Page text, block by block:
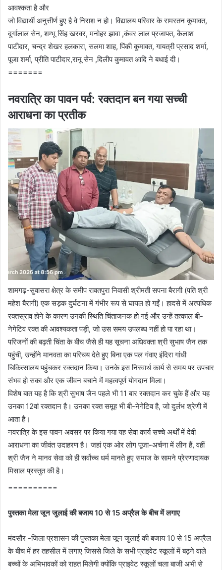
आवश्कता है और
जो विद्यार्थी अनुत्तीर्ण हुए है वे निराश न हो। विद्यालय परिवार के रामरतन कुमावत,
दुर्गालाल सेन, शम्भू सिंह खरवर, मनोहर झावा ,कंवर लाल प्रजापत, कैलाश
पाटीदार, चन्द्र शेखर हलकारा, सलमा शाह, पिंकी कुमावत, गायत्री प्रसाद शर्मा,
पूजा शर्मा, प्रीति पाटीदार,रानू सेन ,दिलीप कुमावत आदि ने बधाई दी।
=======
नवरात्रि का पावन पर्व: रक्तदान बन गया सच्ची
आराधना का प्रतीक
शामगढ़-सुवासरा क्षेत्र के समीप रावतपुरा निवासी श्रीमती सपना बैरागी (पति श्री
महेश बैरागी) एक सड़क दुर्घटना में गंभीर रूप से घायल हो गईं। हादसे में अत्यधिक
रक्तस्राव होने के कारण उनकी स्थिति चिंताजनक हो गई और उन्हें तत्काल बी-
नेगेटिव रक्त की आवश्यकता पड़ी, जो उस समय उपलब्ध नहीं हो पा रहा था।
परिजनों की बढ़ती चिंता के बीच जैसे ही यह सूचना अधिवक्ता श्री सुभाष जैन तक
पहुंची, उन्होंने मानवता का परिचय देते हुए बिना एक पल गंवाए इंदिरा गांधी
चिकित्सालय पहुंचकर रक्तदान किया। उनके इस निस्वार्थ कार्य से समय पर उपचार
संभव हो सका और एक जीवन बचाने में महत्वपूर्ण योगदान मिला।
विशेष बात यह है कि श्री सुभाष जैन पहले भी 11 बार रक्तदान कर चुके हैं और यह
उनका 12वां रक्तदान है। उनका रक्त समूह भी बी-नेगेटिव है, जो दुर्लभ श्रेणी में
आता है।
नवरात्रि के इस पावन अवसर पर किया गया यह सेवा कार्य सच्चे अर्थों में देवी
आराधना का जीवंत उदाहरण है। जहां एक ओर लोग पूजा-अर्चना में लीन हैं, वहीं
श्री जैन ने मानव सेवा को ही सर्वोच्च धर्म मानते हुए समाज के सामने प्रेरणादायक
मिसाल प्रस्तुत की है।
==========
पुस्तका मेला जून जुलाई की बजाय 10 से 15 अप्रैल के बीच में लगाए
मंदसौर -जिला प्रशासन की पुस्तका मेला जून जुलाई की बजाय 10 से 15 अप्रैल
के बीच में हर तहसील में लगाए जिससे जिले के सभी प्राइवेट स्कूलों में बढ़ने वाले
बच्चों के अभिभावकों को राहत मिलेगी क्योंकि प्राइवेट स्कूलों चला बाजी अभी से